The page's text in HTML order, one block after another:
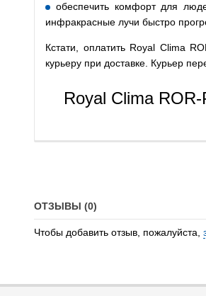
обеспечить комфорт для
инфракрасные лучи быстро
Кстати, оплатить Royal Clima
курьеру при доставке. Курьер
Royal Clima
ОТЗЫВЫ (0)
Чтобы добавить отзыв, пожалуйста,